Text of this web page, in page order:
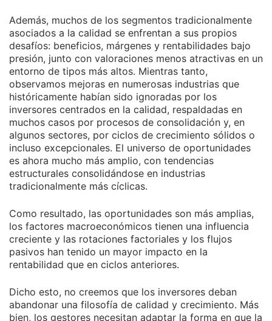
Además, muchos de los segmentos tradicionalmente
asociados a la calidad se enfrentan a sus propios
desafíos: beneficios, márgenes y rentabilidades bajo
presión, junto con valoraciones menos atractivas en un
entorno de tipos más altos. Mientras tanto,
observamos mejoras en numerosas industrias que
históricamente habían sido ignoradas por los
inversores centrados en la calidad, respaldadas en
muchos casos por procesos de consolidación y, en
algunos sectores, por ciclos de crecimiento sólidos o
incluso excepcionales. El universo de oportunidades
es ahora mucho más amplio, con tendencias
estructurales consolidándose en industrias
tradicionalmente más cíclicas.
Como resultado, las oportunidades son más amplias,
los factores macroeconómicos tienen una influencia
creciente y las rotaciones factoriales y los flujos
pasivos han tenido un mayor impacto en la
rentabilidad que en ciclos anteriores.
Dicho esto, no creemos que los inversores deban
abandonar una filosofía de calidad y crecimiento. Más
bien, los gestores necesitan adaptar la forma en que la